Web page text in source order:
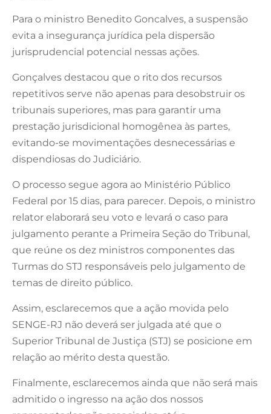
Para o ministro Benedito Goncalves, a suspensão
evita a insegurança jurídica pela dispersão
jurisprudencial potencial nessas ações.
Gonçalves destacou que o rito dos recursos
repetitivos serve não apenas para desobstruir os
tribunais superiores, mas para garantir uma
prestação jurisdicional homogênea às partes,
evitando-se movimentações desnecessárias e
dispendiosas do Judiciário.
O processo segue agora ao Ministério Público
Federal por 15 dias, para parecer. Depois, o ministro
relator elaborará seu voto e levará o caso para
julgamento perante a Primeira Seção do Tribunal,
que reúne os dez ministros componentes das
Turmas do STJ responsáveis pelo julgamento de
temas de direito público.
Assim, esclarecemos que a ação movida pelo
SENGE-RJ não deverá ser julgada até que o
Superior Tribunal de Justiça (STJ) se posicione em
relação ao mérito desta questão.
Finalmente, esclarecemos ainda que não será mais
admitido o ingresso na ação dos nossos